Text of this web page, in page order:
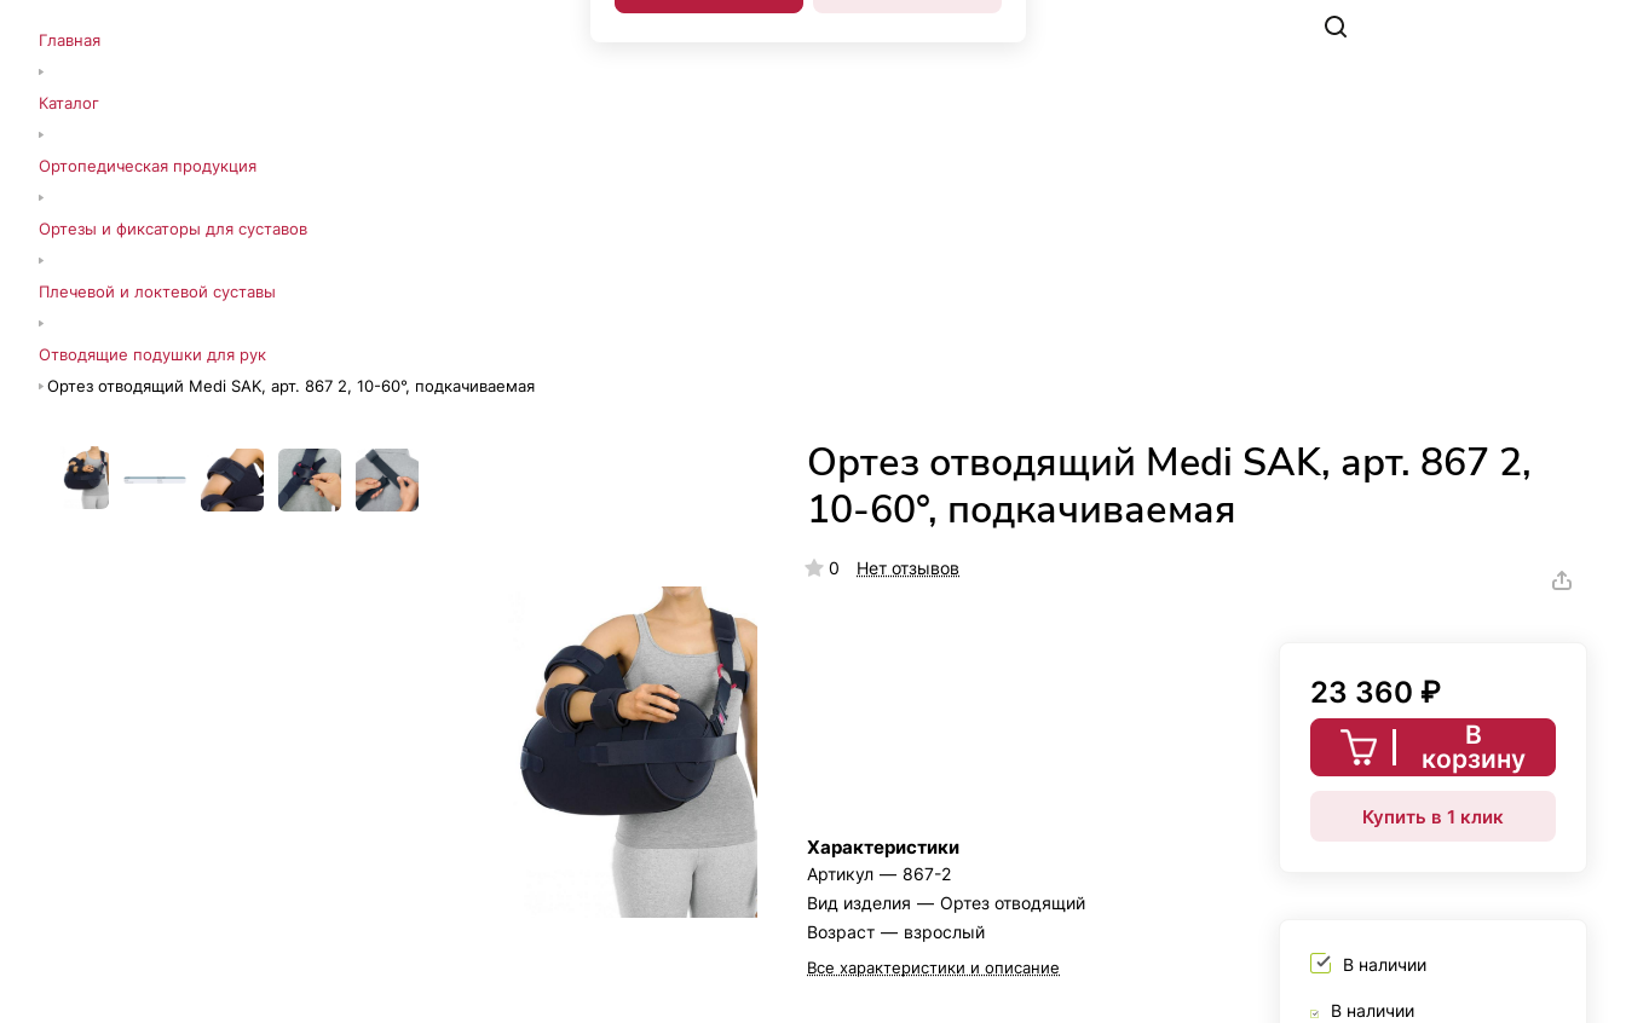
Главная
Каталог
Ортопедическая продукция
Ортезы и фиксаторы для суставов
Плечевой и локтевой суставы
Отводящие подушки для рук
Ортез отводящий Medi SAK, арт. 867 2, 10-60°, подкачиваемая
Ортез отводящий Medi SAK, арт. 867 2,
10-60°, подкачиваемая
0 Нет отзывов
Характеристики
Артикул — 867-2
Вид изделия — Ортез отводящий
Возраст — взрослый
Все характеристики и описание
23 360 ₽
В
корзину
Купить в 1 клик
В наличии
В наличии